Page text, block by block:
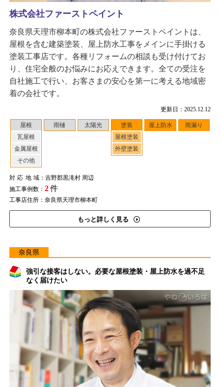
更新日：2025.12.12
屋根
瓦屋根
金属屋根
その他
雨樋 太陽光
塗装
屋根塗装
外壁塗装
屋上防水 雨漏り
対応地域：吉野郡黒滝村 周辺
施工事例数： 2件
工事店住所：奈良県天理市柳本町
もっと詳しく見る
株式会社ファーストペイント
奈良県天理市柳本町の株式会社ファーストペイントは、
屋根を含む建築塗装、屋上防水工事をメインに手掛ける
塗装工事店です。各種リフォームの相談も受け付けてお
り、住宅全般のお悩みにお応えできます。全ての受注を
自社施工で行い、お客さまの安心を第一に考える地域密
着の会社です。
奈良県
強引な接客はしない。必要な屋根塗装・屋上防水を過不足
なく届けたい